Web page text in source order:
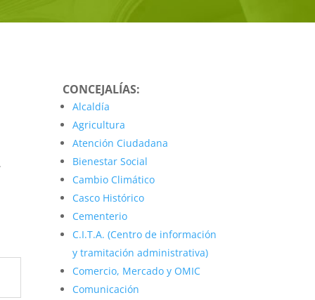
CONCEJALÍAS:
Alcaldía
Agricultura
Atención Ciudadana
Bienestar Social
Cambio Climático
Casco Histórico
Cementerio
C.I.T.A. (Centro de información
y tramitación administrativa)
Comercio, Mercado y OMIC
Comunicación